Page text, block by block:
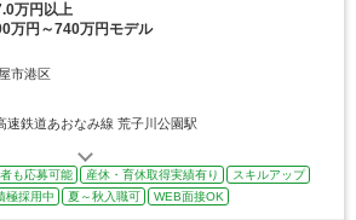
万円以上
万円～740万円モデル
市港区
速鉄道あおなみ線 荒子川公園駅
も応募可能 産休・育休取得実績有り
スキルアップ
極採用中 夏～秋入職可 WEB面接OK